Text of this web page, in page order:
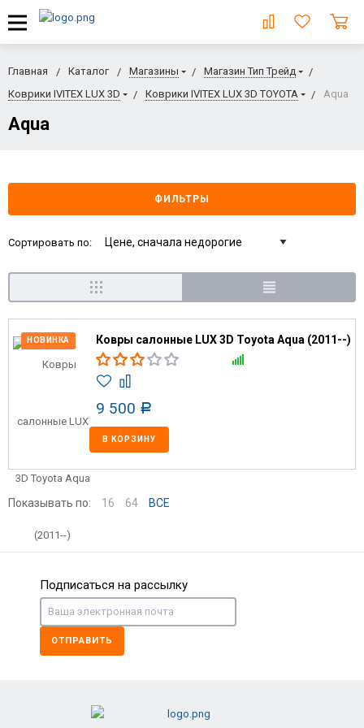
Главная Каталог Магазины
Магазин Тип Трейд
Коврики IVITEX LUX 3D
Коврики IVITEX LUX 3D TOYOTA Aqua
Aqua
ФИЛЬТРЫ
Сортировать по:
НОВИНКА Ковры салонные LUX 3D Toyota Aqua (2011--)
9 500 Р
В КОРЗИНУ
Показывать по: 16 64 ВСЕ
Подписаться на рассылку
ОТПРАВИТЬ